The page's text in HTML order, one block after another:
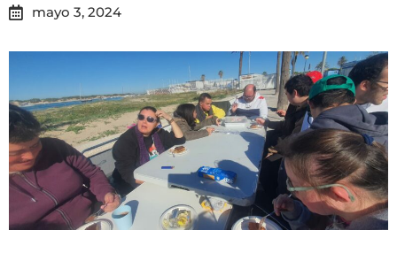
mayo 3, 2024